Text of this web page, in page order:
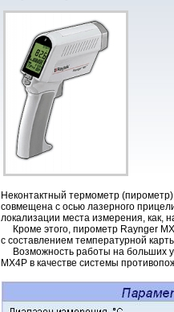
Неконтактный термометр
совмещена с осью лазерного
локализации места измерения, как,
Кроме этого, пирометр Raynger
с составлением температурной
Возможность работы на больших
MX4P в качестве системы